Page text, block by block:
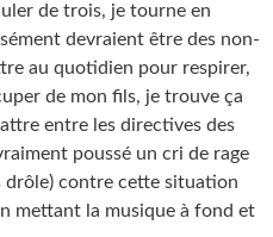
de trois, je tourne en
devraient être des non-
au quotidien pour respirer,
de mon fils, je trouve ça
entre les directives des
poussé un cri de rage
contre cette situation
mettant la musique à fond et